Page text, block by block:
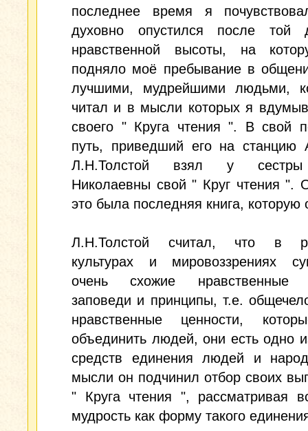
последнее время я
духовно опустился после той
нравственной высоты, на
подняло моё пребывание в
лучшими, мудрейшими людьми,
читал и в мысли которых я
своего " Круга чтения ". В свой
путь, приведший его на станцию
Л.Н.Толстой взял у
Николаевны свой " Круг чтения ".
это была последняя книга, которую
Л.Н.Толстой считал, что в
культурах и мировоззрениях
очень схожие нравственные
заповеди и принципы, т.е.
нравственные ценности,
объединить людей, они есть одно
средств единения людей и
мысли он подчинил отбор своих
" Круга чтения ", рассматривая
мудрость как форму такого